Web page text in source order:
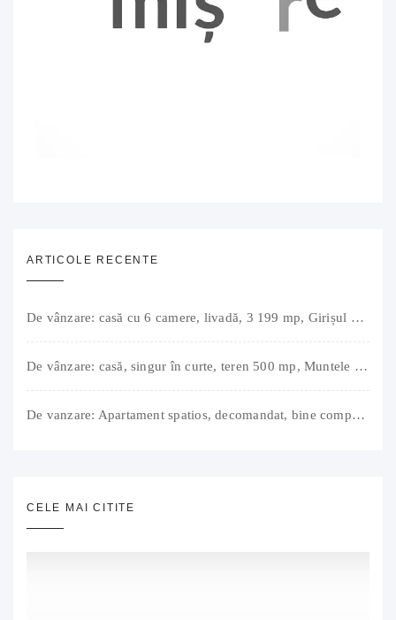
ARTICOLE RECENTE
De vânzare: casă cu 6 camere, livadă, 3 199 mp, Girișul Negru, Bihor, 42 000 Euro. Comision 0.
De vânzare: casă, singur în curte, teren 500 mp, Muntele Găina, Oradea. 157.000 € (negociabil). Comision 0.
De vanzare: Apartament spatios, decomandat, bine compartimentat, 3 camere, 2 bai, bucatarie, suprafață utilă de 64 mp + 3 balcoane (11 mp), strada Barierei, zona Dragos Voda Oradea. 89 500 E (neg). Comision 0
CELE MAI CITITE